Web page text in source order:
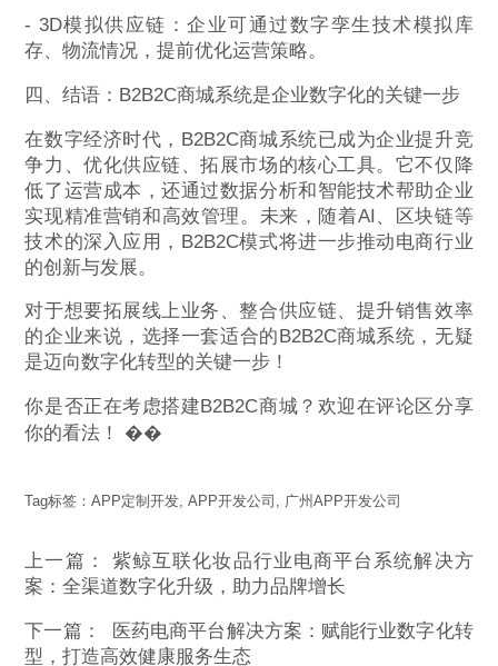
- 3D模拟供应链：企业可通过数字孪生技术模拟库
存、物流情况，提前优化运营策略。
四、结语：B2B2C商城系统是企业数字化的关键一步
在数字经济时代，B2B2C商城系统已成为企业提升竞
争力、优化供应链、拓展市场的核心工具。它不仅降
低了运营成本，还通过数据分析和智能技术帮助企业
实现精准营销和高效管理。未来，随着AI、区块链等
技术的深入应用，B2B2C模式将进一步推动电商行业
的创新与发展。
对于想要拓展线上业务、整合供应链、提升销售效率
的企业来说，选择一套适合的B2B2C商城系统，无疑
是迈向数字化转型的关键一步！
你是否正在考虑搭建B2B2C商城？欢迎在评论区分享
你的看法！ ��
Tag标签：APP定制开发 ,APP开发公司 广州APP开发公司
上一篇： 紫鲸互联化妆品行业电商平台系统解决方
案：全渠道数字化升级，助力品牌增长
下一篇：
医药电商平台解决方案：赋能行业数字化转
型，打造高效健康服务生态